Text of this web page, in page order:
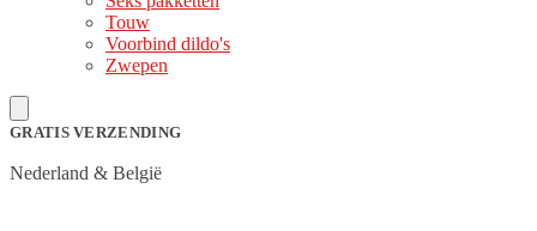
Touw
Voorbind dildo's
Zwepen
GRATIS VERZENDING
Nederland & België